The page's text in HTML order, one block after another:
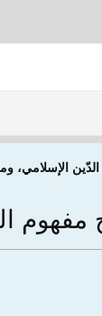
الإسلامي، وما
مفهوم